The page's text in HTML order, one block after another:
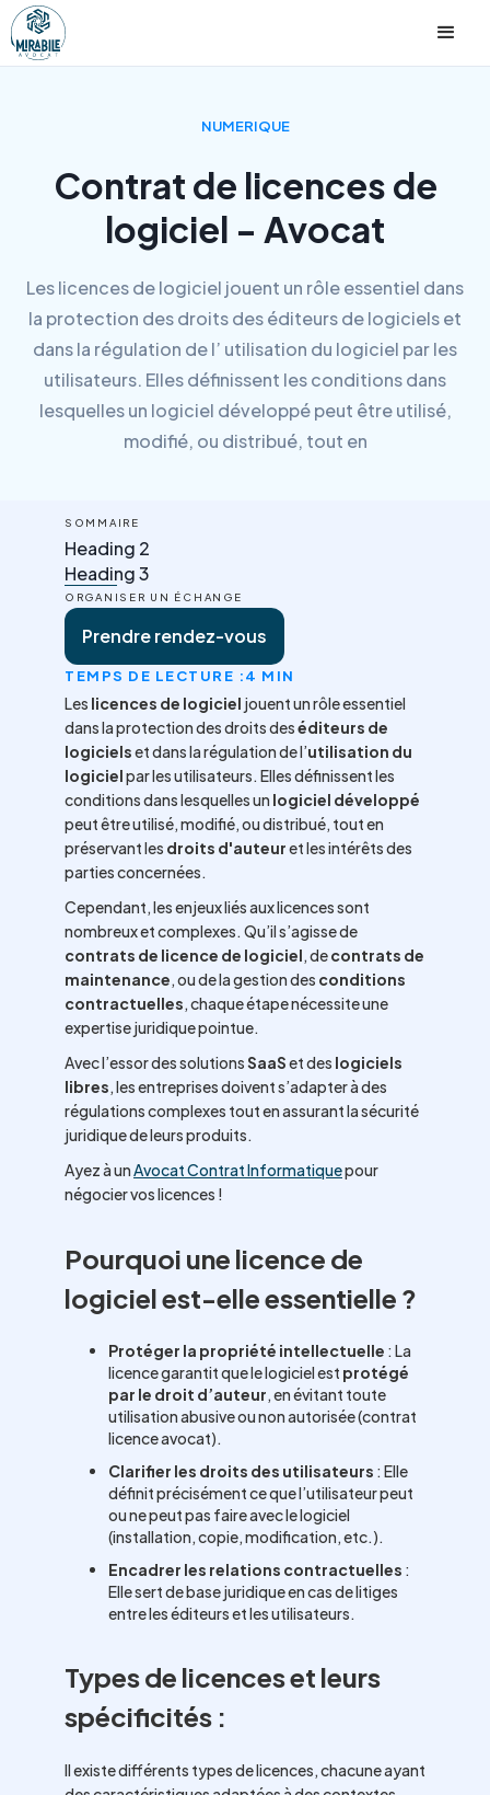
NUMERIQUE
Contrat de licences de
logiciel - Avocat
Les licences de logiciel jouent un rôle essentiel dans
la protection des droits des éditeurs de logiciels et
dans la régulation de l’ utilisation du logiciel par les
utilisateurs. Elles définissent les conditions dans
lesquelles un logiciel développé peut être utilisé,
modifié, ou distribué, tout en
SOMMAIRE
Heading 2
Heading 3
ORGANISER UN ÉCHANGE
Prendre rendez-vous
TEMPS DE LECTURE :4 MIN
Les licences de logiciel jouent un rôle essentiel
dans la protection des droits deséditeurs de
logicielset dans la régulation de l’utilisation du
logicielpar les utilisateurs. Elles définissent les
conditions dans lesquelles un logiciel développé
peut être utilisé, modifié, ou distribué, tout en
préservant les droits d'auteuret les intérêts des
parties concernées.
Cependant, les enjeux liés aux licences sont
nombreux et complexes. Qu’il s’agisse de
contrats de licence de logiciel, decontrats de
maintenance, ou de la gestion des conditions
contractuelles, chaque étape nécessite une
expertise juridique pointue.
Avec l’essor des solutionsSaaSet des logiciels
libres, les entreprises doivent s’adapter à des
régulations complexes tout en assurant la sécurité
juridique de leurs produits.
Ayez à unAvocat Contrat Informatiquepour
négocier vos licences !
Pourquoi une licence de
logiciel est-elle essentielle ?
Protéger la propriété intellectuelle : La
licence garantit que le logiciel est protégé
par le droit d’auteur, en évitant toute
utilisation abusive ou non autorisée (contrat
licence avocat).
Clarifier les droits des utilisateurs : Elle
définit précisément ce que l’utilisateur peut
ou ne peut pas faire avec le logiciel
(installation, copie, modification, etc.).
Encadrer les relations contractuelles :
Elle sert de base juridique en cas de litiges
entre les éditeurs et les utilisateurs.
Types de licences et leurs
spécificités :
Il existe différents types de licences, chacune ayant